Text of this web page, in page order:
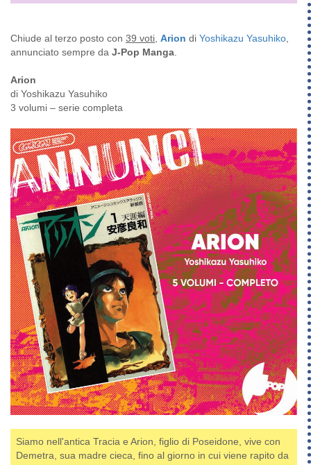
Chiude al terzo posto con 39 voti Arion di Yoshikazu Yasuhiko
annunciato sempre da J-Pop Manga
Arion
di Yoshikazu Yasuhiko
3 volumi – serie completa
Siamo nell'antica Tracia e Arion, figlio di Poseidone, vive con
Demetra, sua madre cieca, fino al giorno in cui viene rapito da